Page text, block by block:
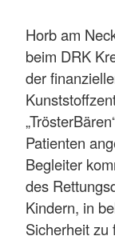
Horb am
beim DRK
der
Patienten
Begleiter
des
Kindern, in
Sicherheit zu